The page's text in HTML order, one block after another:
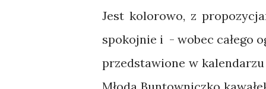
Jest kolorowo, z
spokojnie i - wobec całego
przedstawione w